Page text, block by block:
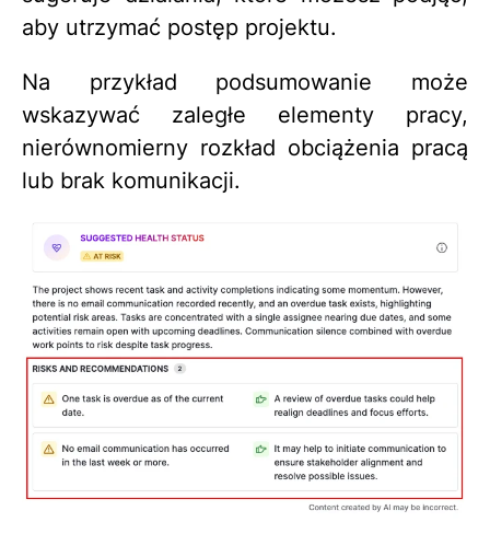
aby utrzymać postęp projektu.
Na przykład podsumowanie może
wskazywać zaległe elementy pracy,
nierównomierny rozkład obciążenia pracą
lub brak komunikacji.